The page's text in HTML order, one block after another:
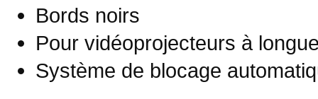
Bords noirs
Pour vidéoprojecteurs à
Système de blocage